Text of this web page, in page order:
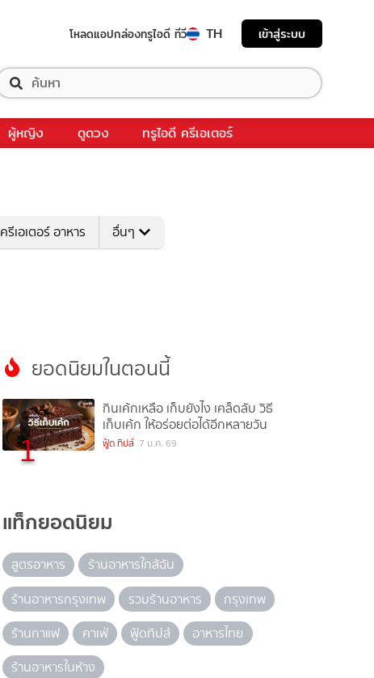
โหลดแอปกล่องทรูไอดี ทีวี TH เข้าสู่ระบบ
ผู้หญิง ดูดวง ทรูไอดี ครีเอเตอร์
ครีเอเตอร์ อาหาร อื่นๆ
ยอดนิยมในตอนนี้
1
กินเค้กเหลือ เก็บยังไง เคล็ดลับ วิธี
เก็บเค้ก ให้อร่อยต่อได้อีกหลายวัน
ฟู้ด ทิปส์ 7 ม.ค. 69
แท็กยอดนิยม
สูตรอาหาร
ร้านอาหารใกล้ฉัน
ร้านอาหารกรุงเทพ
รวมร้านอาหาร
กรุงเทพ
ร้านกาแฟ
คาเฟ่ ฟู้ดทิปส์
อาหารไทย
ร้านอาหารในห้าง